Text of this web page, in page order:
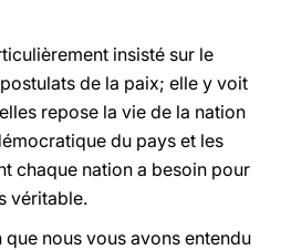
insisté sur le
de la paix; elle y voit
repose la vie de la nation
du pays et les
chaque nation a besoin pour
véritable.
que nous vous avons entendu